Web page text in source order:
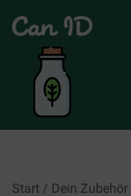
content
CAN ID
Start / Dein Zubehör